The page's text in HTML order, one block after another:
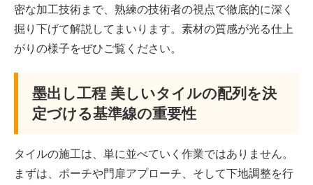
密な加工技術まで、熟練の技術者の視点で徹底的に深く
掘り下げて解説してまいります。素材の質感が光る仕上
がりの様子をぜひご覧ください。
墨出し工程 美しいタイルの配列を決
定づける基準線の重要性
タイルの施工は、単に並べていく作業ではありません。
まずは、ポーチや門扉アプローチ、そして下地調整を行